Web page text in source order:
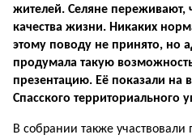
жителей. Селяне переживают,
качества жизни. Никаких
этому поводу не принято, но
продумала такую
презентацию. Её показали на
Спасского территориального
В собрании также участвовали